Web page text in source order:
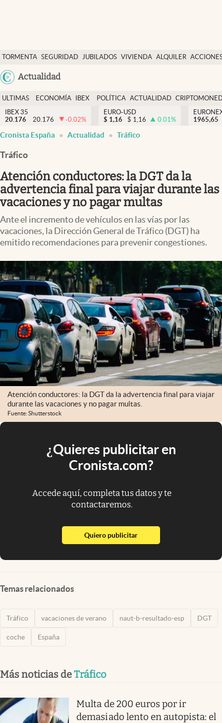
TORMENTA SEGURIDAD JUBILADOS VIVIENDA ALQUILER
USA
Actualidad
Economía y finanzas
Política
Actualidad
Criptomonedas
España
ULTIMAS
NOTICIAS
ECONOMÍA
FINANZAS
IBEX
EURO
POLÍTICA ACTUALIDAD
IBEX 35
20.176
20.176 -0.02%
EURO-USD
$ 1,16 $ 1,16 0.01%
1965,65
Cronista España Actualidad Tráfico
Tráfico
Atención conductores: la DGT da la
advertencia final para viajar durante las
vacaciones y no pagar multas
Ante el incremento de vehículos en las vías por las
vacaciones, la Dirección General de Tráfico (DGT) ha
emitido recomendaciones para prevenir congestiones.
Atención conductores: la DGT da la advertencia final para viajar
durante las vacaciones y no pagar multas.
Fuente: Shutterstock
¿Quieres publicitar en
Cronista.com?
Accede aquí, completa tus datos y te
contactaremos.
Quiero publicitarabre en nueva pestaña
Temas relacionados
Tráfico vacaciones de verano naut-b-resultado-esp DGT
coche España
Más noticias deTráfico
Multa de 200 euros por ir
demasiado lento en autopista: el